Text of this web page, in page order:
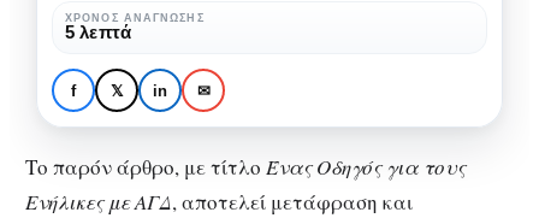
Ένας Οδηγός για τους
Ενήλικες με ΑΓΔ
Ενήλικες
ΑΓΔ
ΧΡΌΝΟΣ ΑΝΆΓΝΩΣΗΣ
5 λεπτά
f 𝕏 in ✉
Το παρόν άρθρο, με τίτλο Ένας Οδηγός για τους
Ενήλικες με ΑΓΔ, αποτελεί μετάφραση και